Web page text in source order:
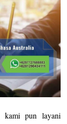
kami pun layani